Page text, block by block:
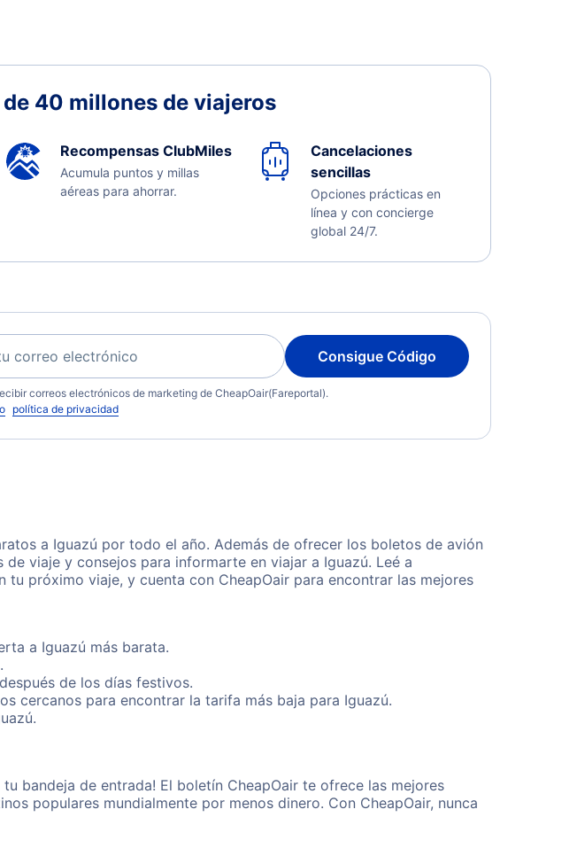
40 millones de viajeros
Recompensas ClubMiles
Acumula puntos y millas
aéreas para ahorrar.
Cancelaciones
sencillas
Opciones prácticas en
línea y con concierge
global 24/7.
Consigue Código
correos electrónicos de marketing de CheapOair(Fareportal).
política de privacidad
a Iguazú por todo el año. Además de ofrecer los boletos de avión
viaje y consejos para informarte en viajar a Iguazú. Leé a
próximo viaje, y cuenta con CheapOair para encontrar las mejores
a Iguazú más barata.
de los días festivos.
cercanos para encontrar la tarifa más baja para Iguazú.
bandeja de entrada! El boletín CheapOair te ofrece las mejores
populares mundialmente por menos dinero. Con CheapOair, nunca